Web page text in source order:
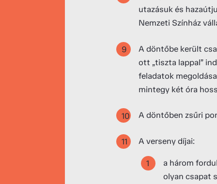
utazásuk és
Nemzeti Színház
A döntőbe került
ott „tiszta lappal”
feladatok
mintegy két óra
A döntőben zsűri
A verseny díjai:
a három
olyan csapat